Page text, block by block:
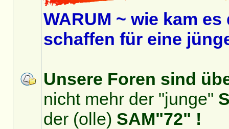
WARUM ~ wie kam
schaffen für eine
Unsere Foren sind
nicht mehr der "junge"
der (olle) SAM"72" !